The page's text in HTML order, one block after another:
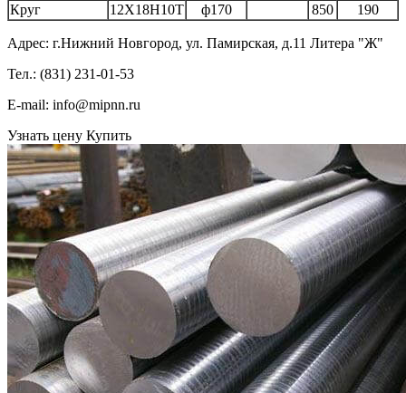
Круг
12Х18Н10Т ф170 850 190
Адрес: г.Нижний Новгород, ул. Памирская, д.11 Литера "Ж"
Тел.: (831) 231-01-53
Е-mail: info@mipnn.ru
Узнать цену Купить